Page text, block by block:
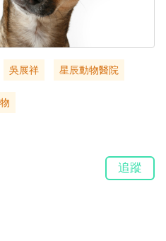
吳展祥 星辰動物醫院
追蹤